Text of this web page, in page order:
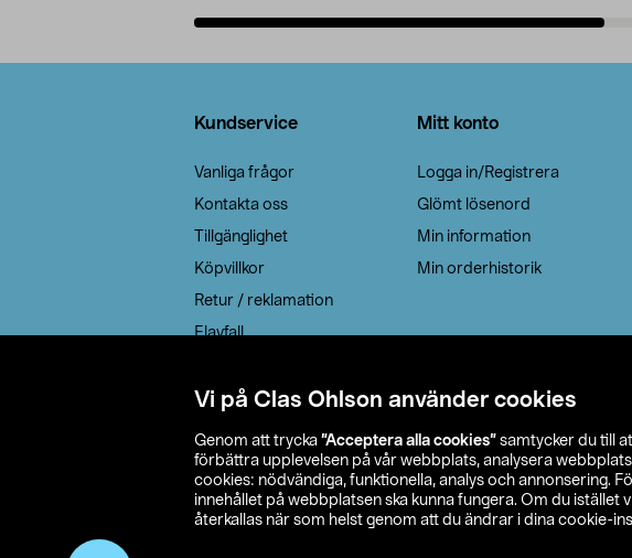
Vi på Clas Ohlson använder cookies
Genom att trycka ”Acceptera alla cookies” samtycker du till
förbättra upplevelsen på vår webbplats, analysera
cookies: nödvändiga, funktionella, analys och annonsering.
innehållet på webbplatsen ska kunna fungera. Om du istället
återkallas när som helst genom att du ändrar i dina cookie-
Kundservice
Vanliga frågor
Kontakta oss
Tillgänglighet
Köpvillkor
Retur / reklamation
Elavfall
Leveransalternativ
Mitt konto
Logga in/Registrera
Glömt lösenord
Min information
Min orderhistorik